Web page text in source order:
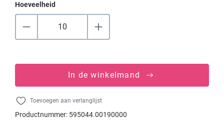
Hoeveelheid
In de winkelmand
Toevoegen aan verlanglijst
Productnummer: 595044.00190000